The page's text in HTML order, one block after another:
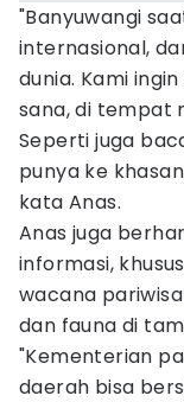
"Banyuwangi
internasional,
dunia. Kami
sana, di tempat
Seperti juga
punya ke
kata Anas.
Anas juga
informasi,
wacana
dan fauna di
"Kementerian
daerah bisa